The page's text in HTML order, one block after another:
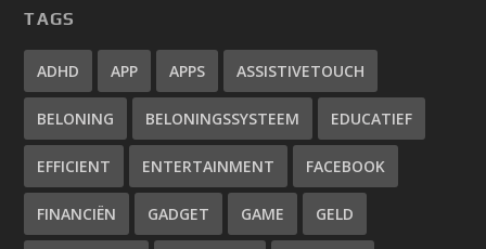
TAGS
ADHD APP APPS ASSISTIVETOUCH
BELONING BELONINGSSYSTEEM EDUCATIEF
EFFICIENT ENTERTAINMENT FACEBOOK
FINANCIËN GADGET GAME GELD